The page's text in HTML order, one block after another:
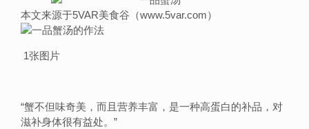
本文来源于5VAR美食谷（www.5var.com）
1张图片
“蟹不但味奇美，而且营养丰富，是一种高蛋白的补品，对
滋补身体很有益处。 ”